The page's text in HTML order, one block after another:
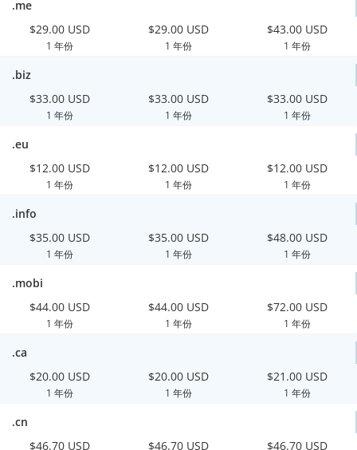
.me
$29.00 USD
1 年份
$29.00 USD
1 年份
$43.00 USD
1 年份
.biz
$33.00 USD
1 年份
$33.00 USD
1 年份
$33.00 USD
1 年份
.eu
$12.00 USD
1 年份
$12.00 USD
1 年份
$12.00 USD
1 年份
.info
$35.00 USD
1 年份
$35.00 USD
1 年份
$48.00 USD
1 年份
.mobi
$44.00 USD
1 年份
$44.00 USD
1 年份
$72.00 USD
1 年份
.ca
$20.00 USD
1 年份
$20.00 USD
1 年份
$21.00 USD
1 年份
.cn
$46.70 USD
$46.70 USD $46.70 USD